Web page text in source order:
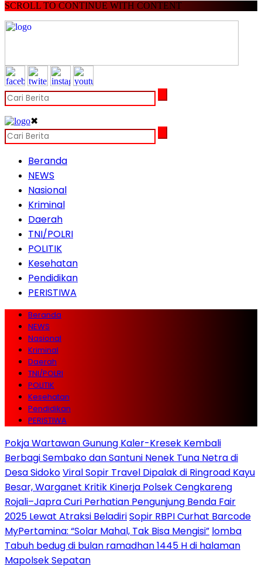
SCROLL TO CONTINUE WITH CONTENT
✖
Beranda
NEWS
Nasional
Kriminal
Daerah
TNI/POLRI
POLITIK
Kesehatan
Pendidikan
PERISTIWA
Beranda
NEWS
Nasional
Kriminal
Daerah
TNI/POLRI
POLITIK
Kesehatan
Pendidikan
PERISTIWA
Pokja Wartawan Gunung Kaler-Kresek Kembali
Berbagi Sembako dan Santuni Nenek Tuna Netra di
Desa SidokoViral Sopir Travel Dipalak di Ringroad Kayu
Besar, Warganet Kritik Kinerja Polsek Cengkareng
Rojali–Japra Curi Perhatian Pengunjung Benda Fair
2025 Lewat Atraksi BeladiriSopir RBPI Curhat Barcode
MyPertamina: “Solar Mahal, Tak Bisa Mengisi” lomba
Tabuh bedug di bulan ramadhan 1445 H di halaman
Mapolsek Sepatan